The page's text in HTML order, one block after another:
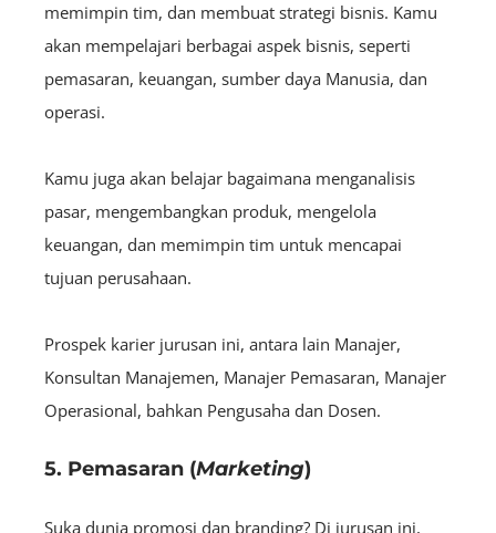
memimpin tim, dan membuat strategi bisnis. Kamu
akan mempelajari berbagai aspek bisnis, seperti
pemasaran, keuangan, sumber daya Manusia, dan
operasi.
Kamu juga akan belajar bagaimana menganalisis
pasar, mengembangkan produk, mengelola
keuangan, dan memimpin tim untuk mencapai
tujuan perusahaan.
Prospek karier jurusan ini, antara lain Manajer,
Konsultan Manajemen, Manajer Pemasaran, Manajer
Operasional, bahkan Pengusaha dan Dosen.
5. Pemasaran (Marketing)
Suka dunia promosi dan branding? Di jurusan ini,